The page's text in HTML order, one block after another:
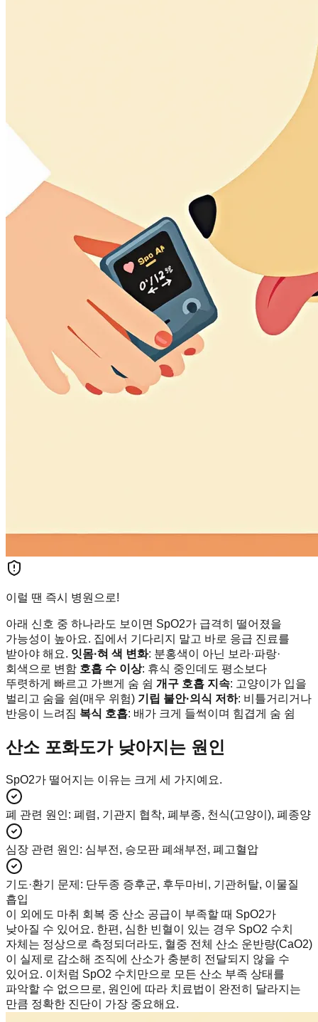
이럴 땐 즉시 병원으로!
아래 신호 중 하나라도 보이면 SpO2가 급격히 떨어졌을
가능성이 높아요. 집에서 기다리지 말고 바로 응급 진료를
받아야 해요. 잇몸·혀 색 변화: 분홍색이 아닌 보라·파랑·
회색으로 변함 호흡 수 이상: 휴식 중인데도 평소보다
뚜렷하게 빠르고 가쁘게 숨 쉼 개구 호흡 지속: 고양이가 입을
벌리고 숨을 쉼(매우 위험) 기립 불안·의식 저하: 비틀거리거나
반응이 느려짐 복식 호흡: 배가 크게 들썩이며 힘겹게 숨 쉼
산소 포화도가 낮아지는 원인
SpO2가 떨어지는 이유는 크게 세 가지예요.
폐 관련 원인: 폐렴, 기관지 협착, 폐부종, 천식(고양이), 폐종양
심장 관련 원인: 심부전, 승모판 폐쇄부전, 폐고혈압
기도·환기 문제 : 단두종 증후군, 후두마비, 기관허탈, 이물질
흡입
이 외에도 마취 회복 중 산소 공급이 부족할 때 SpO2가
낮아질 수 있어요. 한편, 심한 빈혈이 있는 경우 SpO2 수치
자체는 정상으로 측정되더라도, 혈중 전체 산소 운반량(CaO2)
이 실제로 감소해 조직에 산소가 충분히 전달되지 않을 수
있어요. 이처럼 SpO2 수치만으로 모든 산소 부족 상태를
파악할 수 없으므로, 원인에 따라 치료법이 완전히 달라지는
만큼 정확한 진단이 가장 중요해요.